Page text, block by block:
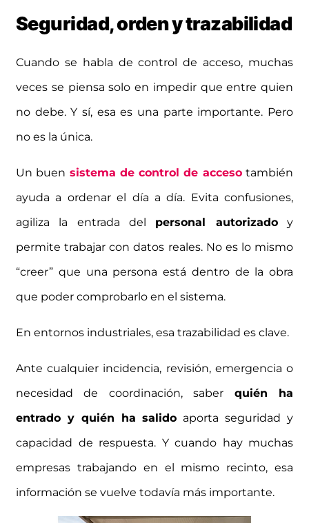
Seguridad, orden y trazabilidad
Cuando se habla de control de acceso, muchas
veces se piensa solo en impedir que entre quien
no debe. Y sí, esa es una parte importante. Pero
no es la única.
Un buen sistema de control de accesotambién
ayuda a ordenar el día a día. Evita confusiones,
agiliza la entrada del personal autorizadoy
permite trabajar con datos reales. No es lo mismo
“creer” que una persona está dentro de la obra
que poder comprobarlo en el sistema.
En entornos industriales, esa trazabilidad es clave.
Ante cualquier incidencia, revisión, emergencia o
necesidad de coordinación, saber quién ha
entrado y quién ha salido aporta seguridad y
capacidad de respuesta. Y cuando hay muchas
empresas trabajando en el mismo recinto, esa
información se vuelve todavía más importante.